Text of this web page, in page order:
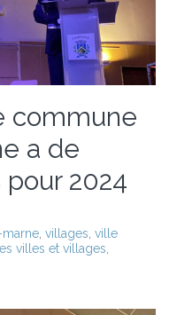
commune
a de
2024
villages ville
villes et villages